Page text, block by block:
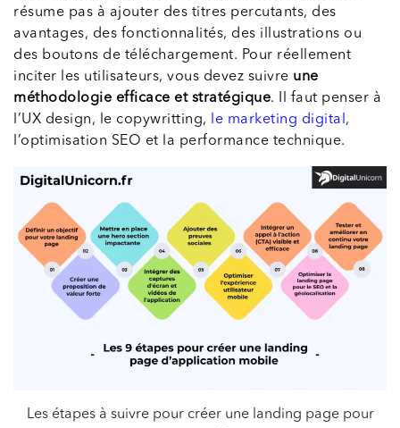
résume pas à ajouter des titres percutants, des
avantages, des fonctionnalités, des illustrations ou
des boutons de téléchargement. Pour réellement
inciter les utilisateurs, vous devez suivre une
méthodologie efficace et stratégique. Il faut penser à
l’UX design, le copywritting, le marketing digital,
l’optimisation SEO et la performance technique.
Les étapes à suivre pour créer une landing page pour